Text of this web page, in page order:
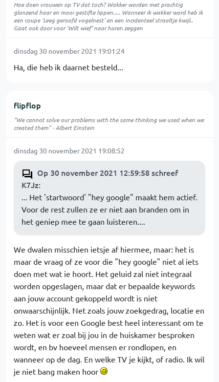
Hoe doen vrouwen op TV dat toch? Wakker worden met prachtig
glanzend haar en mooi gestifte lippen..... Wanneer ik wakker word heb ik
een coupe 'Leeg geroofd vogelnest' en een incidenteel straaltje kwijl..
Gaat ook door voor 'Wilt wief' naar horen zeggen
dinsdag 30 november 2021 19:01:24
Ha, die heb ik daarnet besteld...
flipflop
"We cannot solve our problems with the same thinking we used when we
created them" - Albert Einstein
dinsdag 30 november 2021 19:08:52
Op 30 november 2021 12:59:58 schreef
K7Jz:
... Het 'startwoord' "hey google" maakt hem actief.
Voor de rest zullen ze er niet aan branden om in
het geniep mee te gaan luisteren....
We dwalen misschien ietsje af hiermee, maar: het is
maar de vraag of ze voor die "hey google" niet al iets
doen met wat ie hoort. Het geluid zal niet integraal
worden opgeslagen, maar dat er bepaalde keywords
aan jouw account gekoppeld wordt is niet
onwaarschijnlijk. Net zoals jouw zoekgedrag, locatie en
zo. Het is voor een Google best heel interessant om te
weten wat er zoal bij jou in de huiskamer besproken
wordt, en bv hoeveel mensen er rondlopen, en
wanneer op de dag. En welke TV je kijkt, of radio. Ik wil
je niet bang maken hoor